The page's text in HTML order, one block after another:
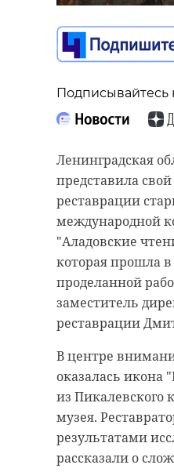
Подписывайтесь
Ленинградская
представила
реставрации
международной
"Аладовские
которая прошла
проделанной
заместитель
реставрации
В центре
оказалась икона
из Пикалевского
музея.
результатами
рассказали о
провела
прав
от
Пожилой
путем
По
удалось
10 июня,
области